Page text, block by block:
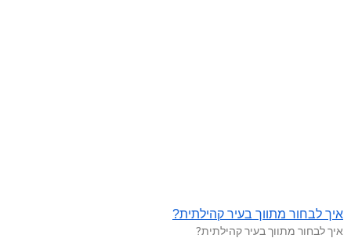
איך לבחור מתווך בעיר קהילתית?
איך לבחור מתווך בעיר קהילתית?